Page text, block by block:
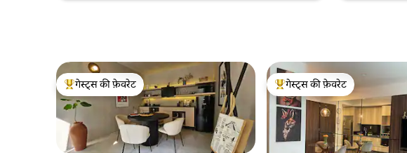
गेस्ट्स का टॉप फ़ेवरेट
गेस्ट्स की फ़ेवरेट
गेस्ट्स का टॉप फ़ेवरेट
गेस्ट्स की फ़ेवरेट